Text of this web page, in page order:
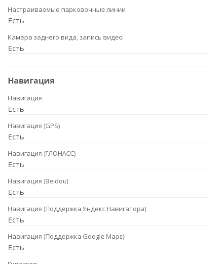
Настраиваемые парковочные линии
Есть
Камера заднего вида, запись видео
Есть
Навигация
Навигация
Есть
Навигация (GPS)
Есть
Навигация (ГЛОНАСС)
Есть
Навигация (Beidou)
Есть
Навигация (Поддержка Яндекс Навигатора)
Есть
Навигация (Поддержка Google Maps)
Есть